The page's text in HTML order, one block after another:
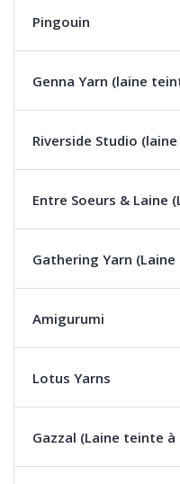
Pingouin
Genna Yarn (laine
Riverside Studio
Entre Soeurs & Laine
Gathering Yarn
Amigurumi
Lotus Yarns
Gazzal (Laine teinte à